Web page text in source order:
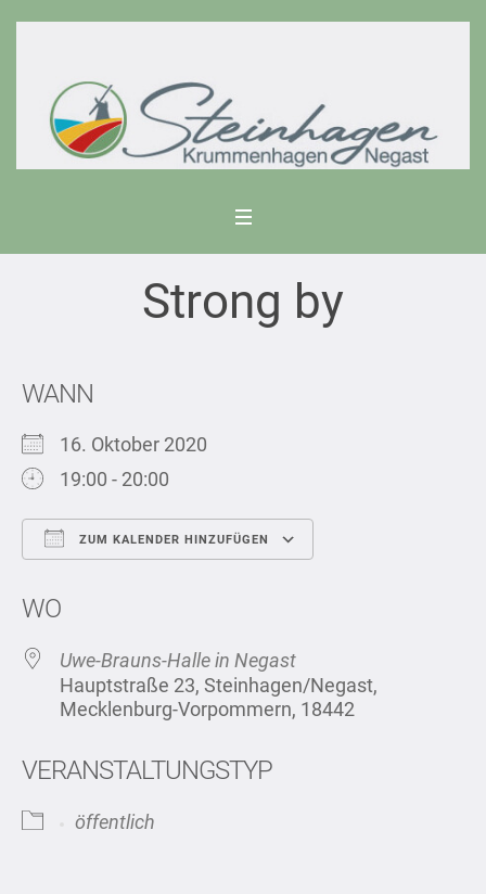
Strong by
WANN
16. Oktober 2020
19:00 - 20:00
ZUM KALENDER HINZUFÜGEN
WO
Uwe-Brauns-Halle in Negast
Hauptstraße 23, Steinhagen/Negast,
Mecklenburg-Vorpommern, 18442
VERANSTALTUNGSTYP
öffentlich